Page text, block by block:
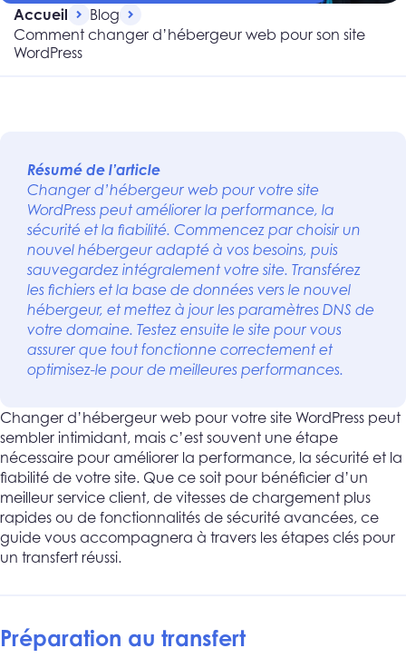
Accueil
Blog
Comment changer d’hébergeur web pour son site
WordPress
Résumé de l’article
Changer d’hébergeur web pour votre site
WordPress peut améliorer la performance, la
sécurité et la fiabilité. Commencez par choisir un
nouvel hébergeur adapté à vos besoins, puis
sauvegardez intégralement votre site. Transférez
les fichiers et la base de données vers le nouvel
hébergeur, et mettez à jour les paramètres DNS de
votre domaine. Testez ensuite le site pour vous
assurer que tout fonctionne correctement et
optimisez-le pour de meilleures performances.
Changer d’hébergeur web pour votre site WordPress peut
sembler intimidant, mais c’est souvent une étape
nécessaire pour améliorer la performance, la sécurité et la
fiabilité de votre site. Que ce soit pour bénéficier d’un
meilleur service client, de vitesses de chargement plus
rapides ou de fonctionnalités de sécurité avancées, ce
guide vous accompagnera à travers les étapes clés pour
un transfert réussi.
Préparation au transfert